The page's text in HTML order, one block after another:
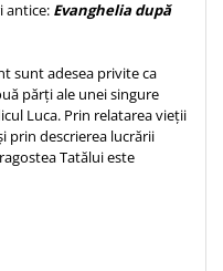
antice: Evanghelia după
sunt adesea privite ca
părți ale unei singure
Luca. Prin relatarea vieții
prin descrierea lucrării
Tatălui este